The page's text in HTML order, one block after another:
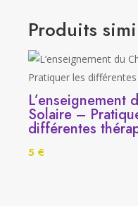
Produits
L’enseignement
Solaire –
différentes
5€